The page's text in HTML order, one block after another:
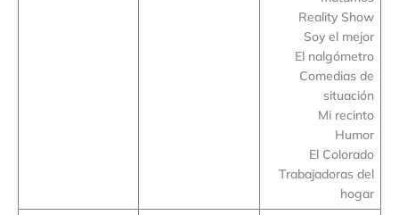
Reality Show
Soy el mejor
El nalgómetro
Comedias de
situación
Mi recinto
Humor
El Colorado
Trabajadoras del
hogar